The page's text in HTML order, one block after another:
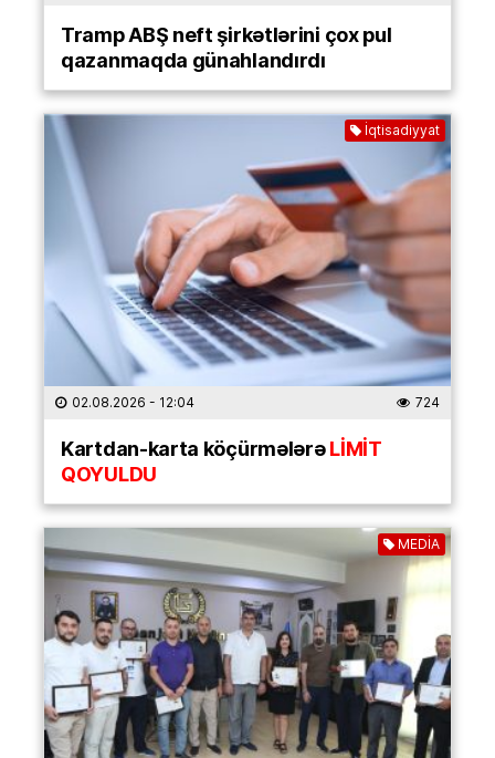
Tramp ABŞ neft şirkətlərini çox pul
qazanmaqda günahlandırdı
İqtisadiyyat
02.08.2026 - 12:04 724
Kartdan-karta köçürmələrəLİMİT
QOYULDU
MEDİA